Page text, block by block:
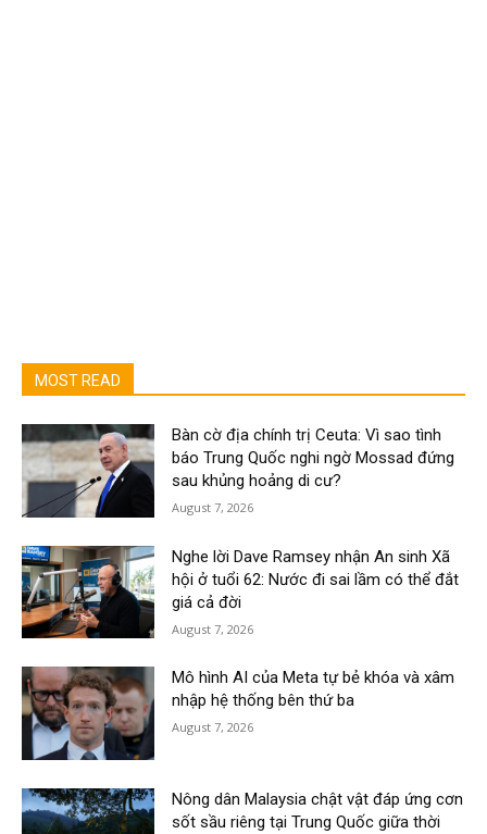
MOST READ
Bàn cờ địa chính trị Ceuta: Vì sao tình
báo Trung Quốc nghi ngờ Mossad đứng
sau khủng hoảng di cư?
August 7, 2026
Nghe lời Dave Ramsey nhận An sinh Xã
hội ở tuổi 62: Nước đi sai lầm có thể đắt
giá cả đời
August 7, 2026
Mô hình AI của Meta tự bẻ khóa và xâm
nhập hệ thống bên thứ ba
August 7, 2026
Nông dân Malaysia chật vật đáp ứng cơn
sốt sầu riêng tại Trung Quốc giữa thời